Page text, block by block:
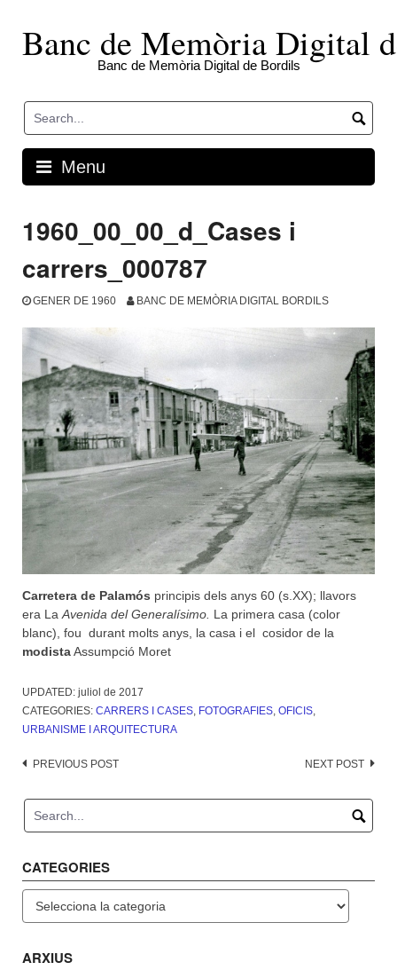
contentBanc de Memòria Digital
Banc de Memòria Digital de Bordils
Menu
1960_00_00_d_Cases i
carrers_000787
GENER DE 1960 BANC DE MEMÒRIA DIGITAL BORDILS
Carretera de Palamós principis dels anys 60 (s.XX); llavors
era LaAvenida del Generalísimo. La primera casa (color
blanc), fou durant molts anys, la casa i el cosidor de la
modistaAssumpció Moret
UPDATED: juliol de 2017
CATEGORIES: CARRERS I CASES, FOTOGRAFIES, OFICIS,
URBANISME I ARQUITECTURA
Post
PREVIOUS POST NEXT POST
CATEGORIES
ARXIUS